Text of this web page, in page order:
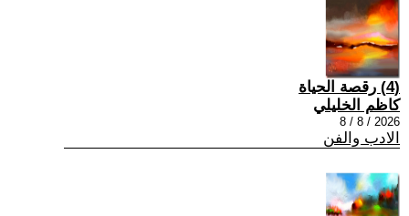
(4) رقصة الحياة
كاظم الخليلي
2026 / 8 / 8
الادب والفن